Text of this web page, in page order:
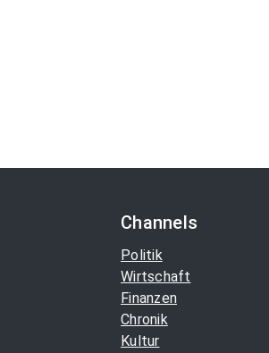
Channels
Politik
Wirtschaft
Finanzen
Chronik
Kultur